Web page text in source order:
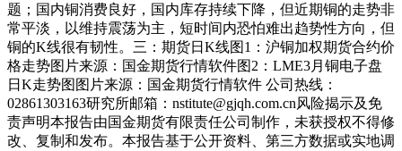
题；国内铜消费良好，国内库存持续下降，但近期铜的走势非
常平淡，以维持震荡为主，短时间内恐怕难出趋势性方向，但
铜的K线很有韧性。三：期货日K线图1：沪铜加权期货合约价
格走势图片来源：国金期货行情软件图2：LME3月铜电子盘
日K走势图图片来源：国金期货行情软件 公司热线：
02861303163研究所邮箱：nstitute@gjqh.com.cn风险揭示及免
责声明本报告由国金期货有限责任公司制作，未获授权不得修
改、复制和发布。本报告基于公开资料、第三方数据或实地调